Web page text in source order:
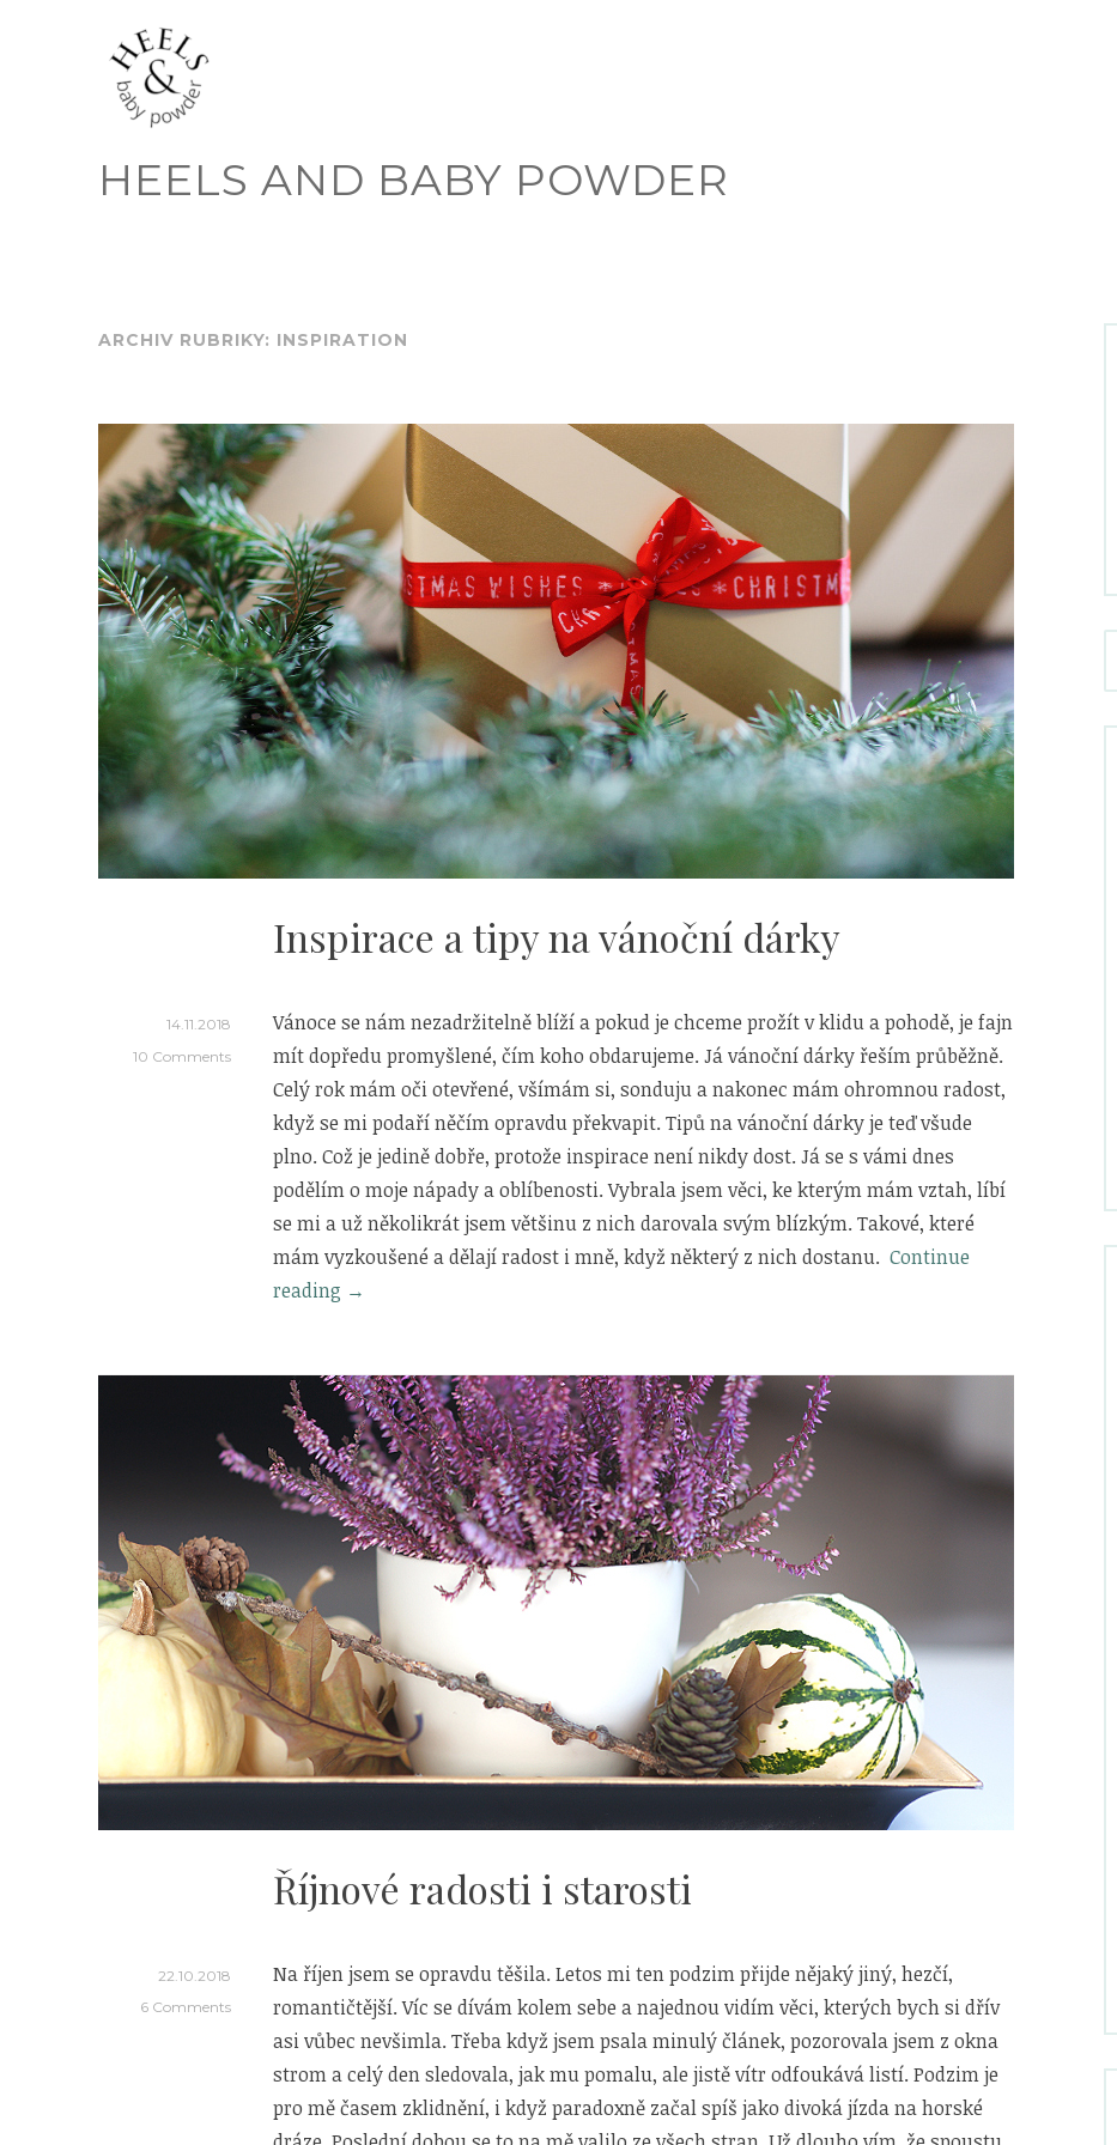
HEELS AND BABY POWDER
ARCHIV RUBRIKY: INSPIRATION
Inspirace a tipy na vánoční dárky
14.11.2018
10 Comments
Vánoce se nám nezadržitelně blíží a pokud je chceme prožít v klidu a pohodě, je fajn
mít dopředu promyšlené, čím koho obdarujeme. Já vánoční dárky řeším průběžně.
Celý rok mám oči otevřené, všímám si, sonduju a nakonec mám ohromnou radost,
když se mi podaří něčím opravdu překvapit. Tipů na vánoční dárky je teď všude
plno. Což je jedině dobře, protože inspirace není nikdy dost. Já se s vámi dnes
podělím o moje nápady a oblíbenosti. Vybrala jsem věci, ke kterým mám vztah, líbí
se mi a už několikrát jsem většinu z nich darovala svým blízkým. Takové, které
mám vyzkoušené a dělají radost i mně, když některý z nich dostanu. Continue
reading „Inspirace
na
vánoční
dárky“
→
Říjnové radosti i starosti
22.10.2018
6 Comments
Na říjen jsem se opravdu těšila. Letos mi ten podzim přijde nějaký jiný, hezčí,
romantičtější. Víc se dívám kolem sebe a najednou vidím věci, kterých bych si dřív
asi vůbec nevšimla. Třeba když jsem psala minulý článek, pozorovala jsem z okna
strom a celý den sledovala, jak mu pomalu, ale jistě vítr odfoukává listí. Podzim je
pro mě časem zklidnění, i když paradoxně začal spíš jako divoká jízda na horské